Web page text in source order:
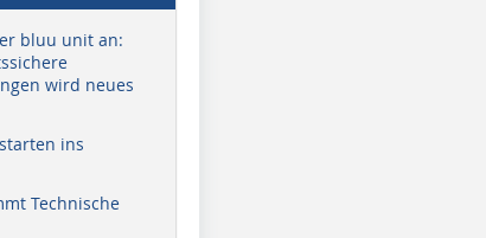
bluu unit an:
wird neues
ins
Technische